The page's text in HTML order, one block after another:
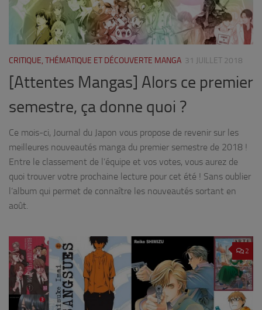
CRITIQUE, THÉMATIQUE ET DÉCOUVERTE MANGA 31 JUILLET 2018
[Attentes Mangas] Alors ce premier
semestre, ça donne quoi ?
Ce mois-ci, Journal du Japon vous propose de revenir sur les
meilleures nouveautés manga du premier semestre de 2018 !
Entre le classement de l’équipe et vos votes, vous aurez de
quoi trouver votre prochaine lecture pour cet été ! Sans oublier
l’album qui permet de connaître les nouveautés sortant en
août.
2